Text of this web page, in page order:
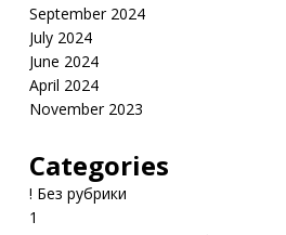
September 2024
July 2024
June 2024
April 2024
November 2023
Categories
! Без рубрики
1